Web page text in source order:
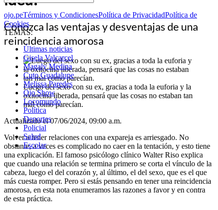
ojo.peTérminos y CondicionesPolítica de PrivacidadPolítica de
Cookies
TEMAS:
Últimas noticias
Gisela Valcarcel
Magaly Medina
Cuto Guadalupe
Melissa Paredes
Ojo Show
Locomundo
Política
Deportes
Policial
Salud
Escolar
Conozca las ventajas y desventajas de una
reincidencia amorosa
Luego del sexo con su ex, gracias a toda la euforia y la
oxitocina liberada, pensará que las cosas no estaban tan
mal como parecían.
Actualizado el 07/06/2024, 09:00 a.m.
Volver a tener relaciones con una expareja es arriesgado. No
obstante, a veces es complicado no caer en la tentación, y esto tiene
una explicación. El famoso psicólogo clínico Walter Riso explica
que cuando una relación se termina primero se corta el vínculo de la
cabeza, luego el del corazón y, al último, el del sexo, que es el que
más cuesta romper. Pero si estás pensando en tener una reincidencia
amorosa, en esta nota enumeramos las razones a favor y en contra
de esta práctica.